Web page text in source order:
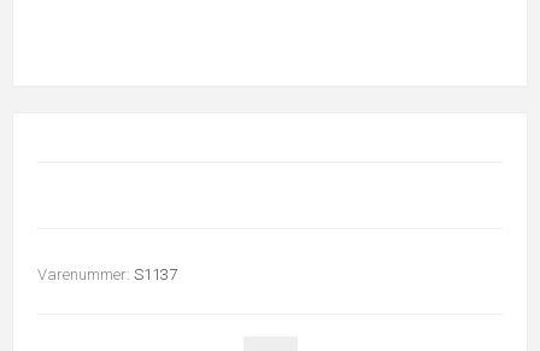
Varenummer: S1137